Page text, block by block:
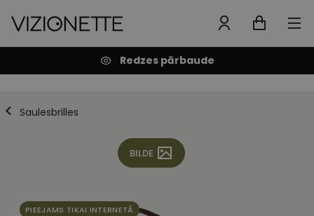
Redzes pārbaude
Saulesbrilles
BILDE
PIEEJAMS TIKAI INTERNETĀ